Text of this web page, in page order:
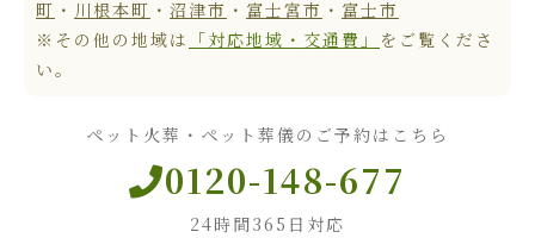
町 ・ 川根本町 ・ 沼津市 ・ 富士宮市 ・ 富士市
※その他の地域は 「対応地域・交通費」 をご覧くださ
い。
ペット火葬・ペット葬儀のご予約はこちら
0120-148-677
24時間365日対応